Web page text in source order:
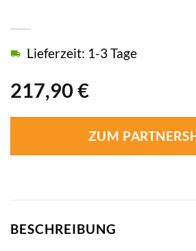
217,90 €
Lieferzeit: 1-3 Tage
ZUM
BESCHREIBUNG